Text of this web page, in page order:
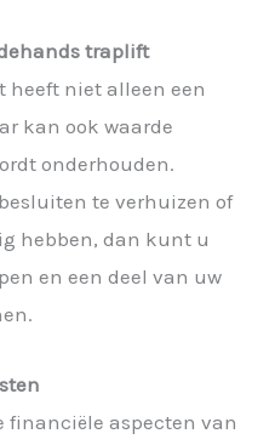
traplift
heeft niet alleen een
kan ook waarde
onderhouden.
te verhuizen of
hebben, dan kunt u
en een deel van uw
financiële aspecten van